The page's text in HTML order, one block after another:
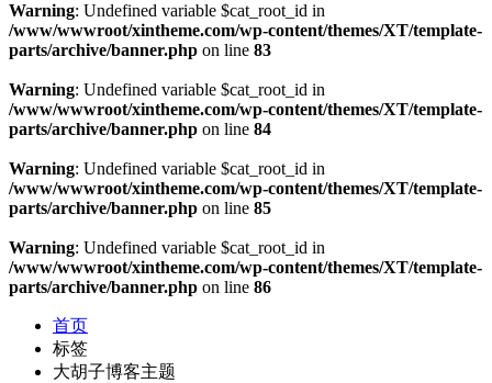
Warning: Undefined variable $cat_root_id in
/www/wwwroot/xintheme.com/wp-content/themes/XT/template-
parts/archive/banner.php on line 83
Warning: Undefined variable $cat_root_id in
/www/wwwroot/xintheme.com/wp-content/themes/XT/template-
parts/archive/banner.php on line 84
Warning: Undefined variable $cat_root_id in
/www/wwwroot/xintheme.com/wp-content/themes/XT/template-
parts/archive/banner.php on line 85
Warning: Undefined variable $cat_root_id in
/www/wwwroot/xintheme.com/wp-content/themes/XT/template-
parts/archive/banner.php on line 86
首页
标签
大胡子博客主题